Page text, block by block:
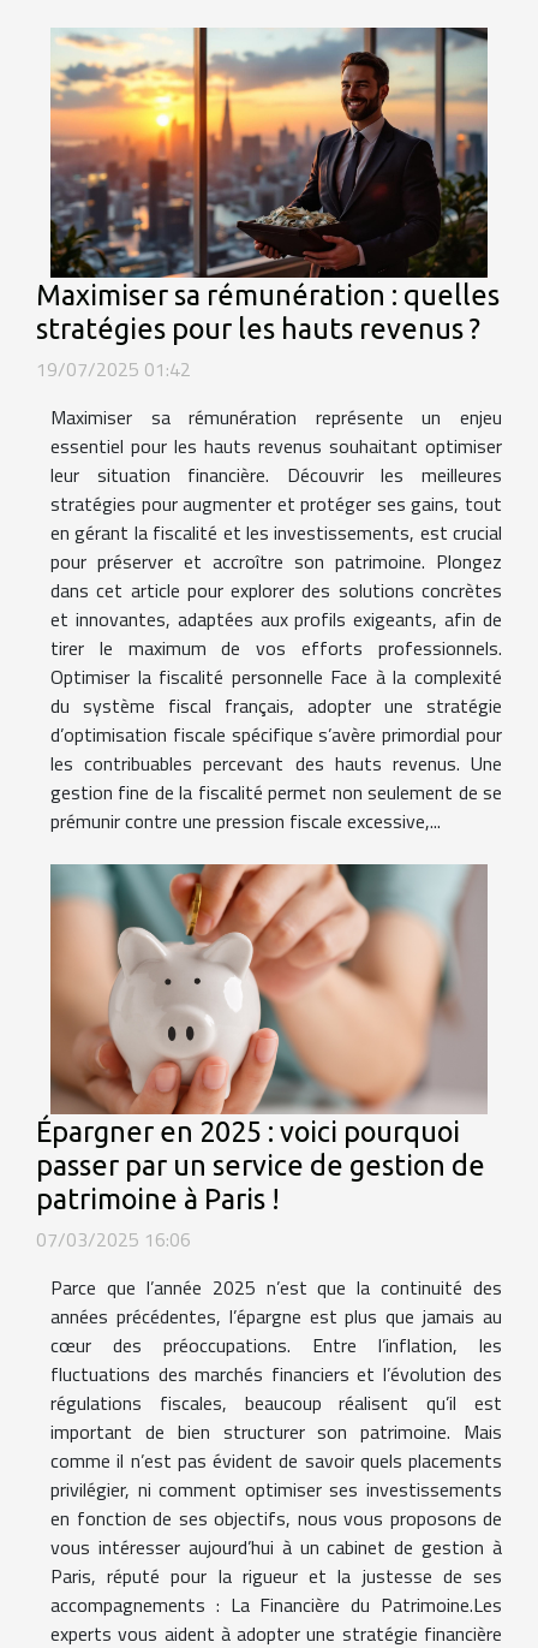
Maximiser sa rémunération : quelles
stratégies pour les hauts revenus ?
19/07/2025 01:42
Maximiser sa rémunération représente un enjeu
essentiel pour les hauts revenus souhaitant optimiser
leur situation financière. Découvrir les meilleures
stratégies pour augmenter et protéger ses gains, tout
en gérant la fiscalité et les investissements, est crucial
pour préserver et accroître son patrimoine. Plongez
dans cet article pour explorer des solutions concrètes
et innovantes, adaptées aux profils exigeants, afin de
tirer le maximum de vos efforts professionnels.
Optimiser la fiscalité personnelle Face à la complexité
du système fiscal français, adopter une stratégie
d’optimisation fiscale spécifique s’avère primordial pour
les contribuables percevant des hauts revenus. Une
gestion fine de la fiscalité permet non seulement de se
prémunir contre une pression fiscale excessive,...
Épargner en 2025 : voici pourquoi
passer par un service de gestion de
patrimoine à Paris !
07/03/2025 16:06
Parce que l’année 2025 n’est que la continuité des
années précédentes, l’épargne est plus que jamais au
cœur des préoccupations. Entre l’inflation, les
fluctuations des marchés financiers et l’évolution des
régulations fiscales, beaucoup réalisent qu’il est
important de bien structurer son patrimoine. Mais
comme il n’est pas évident de savoir quels placements
privilégier, ni comment optimiser ses investissements
en fonction de ses objectifs, nous vous proposons de
vous intéresser aujourd’hui à un cabinet de gestion à
Paris, réputé pour la rigueur et la justesse de ses
accompagnements : La Financière du Patrimoine.Les
experts vous aident à adopter une stratégie financière